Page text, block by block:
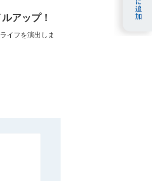
アップ！
イフを演出しま